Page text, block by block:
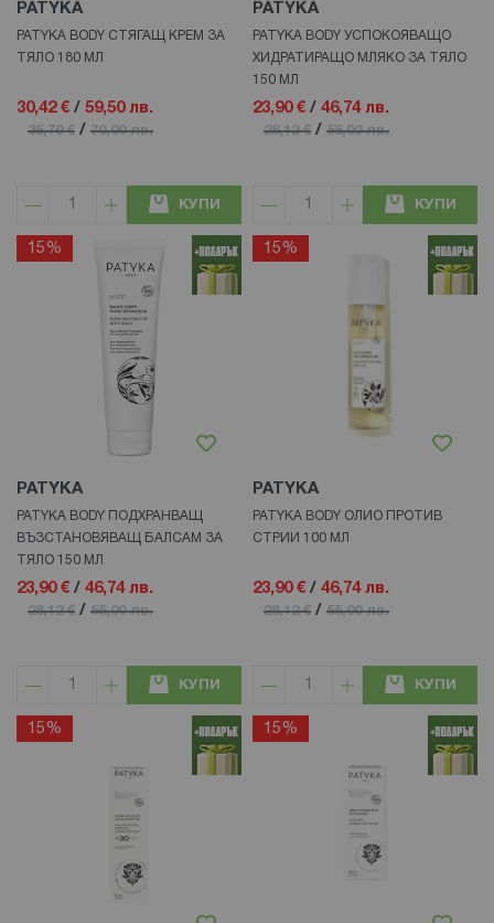
PATYKA
PATYKA BODY СТЯГАЩ КРЕМ ЗА
ТЯЛО 180 МЛ
30,42 € / 59,50 лв.
35,79 € / 70,00 лв.
КУПИ
PATYKA
PATYKA BODY УСПОКОЯВАЩО
ХИДРАТИРАЩО МЛЯКО ЗА ТЯЛО
150 МЛ
23,90 € / 46,74 лв.
28,12 € / 55,00 лв.
КУПИ
15%
PATYKA
PATYKA BODY ПОДХРАНВАЩ
ВЪЗСТАНОВЯВАЩ БАЛСАМ ЗА
ТЯЛО 150 МЛ
23,90 € / 46,74 лв.
28,12 € / 55,00 лв.
КУПИ
15%
PATYKA
PATYKA BODY ОЛИО ПРОТИВ
СТРИИ 100 МЛ
23,90 € / 46,74 лв.
28,12 € / 55,00 лв.
КУПИ
15% 15%